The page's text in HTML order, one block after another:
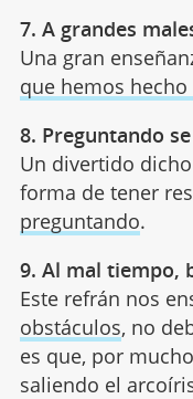
7. A grandes
Una gran
que hemos hecho
8. Preguntando
Un divertido
forma de tener
preguntando.
9. Al mal tiempo,
Este refrán nos
obstáculos, no
es que, por
saliendo el